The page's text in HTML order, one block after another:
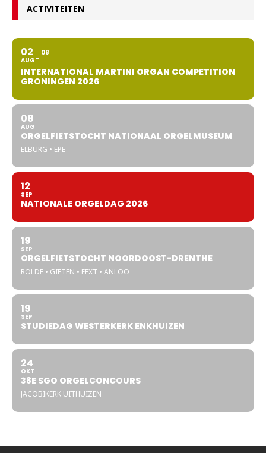
ACTIVITEITEN
02
AUG
08
INTERNATIONAL MARTINI ORGAN COMPETITION
GRONINGEN 2026
08
AUG
ORGELFIETSTOCHT NATIONAAL ORGELMUSEUM
ELBURG • EPE
12
SEP
NATIONALE ORGELDAG 2026
19
SEP
ORGELFIETSTOCHT NOORDOOST-DRENTHE
ROLDE • GIETEN • EEXT • ANLOO
19
SEP
STUDIEDAG WESTERKERK ENKHUIZEN
24
OKT
38E SGO ORGELCONCOURS
JACOBIKERK UITHUIZEN